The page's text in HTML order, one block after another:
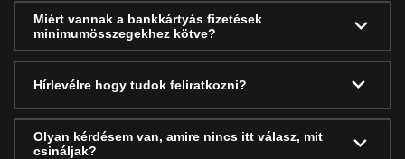
Miért vannak a bankkártyás fizetések
minimumösszegekhez kötve?
Hírlevélre hogy tudok feliratkozni?
Olyan kérdésem van, amire nincs itt válasz, mit
csináljak?